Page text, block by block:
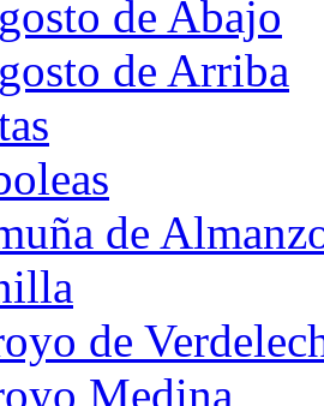
de Abajo
de Arriba
de
de
Medina